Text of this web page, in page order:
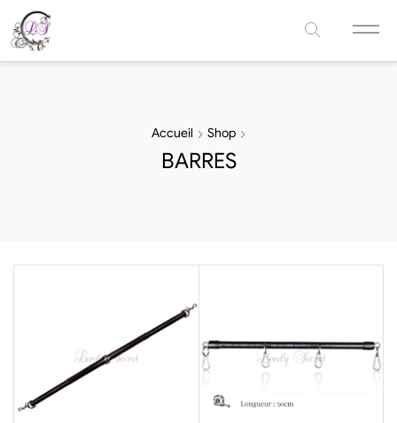
Accueil Shop
BARRES